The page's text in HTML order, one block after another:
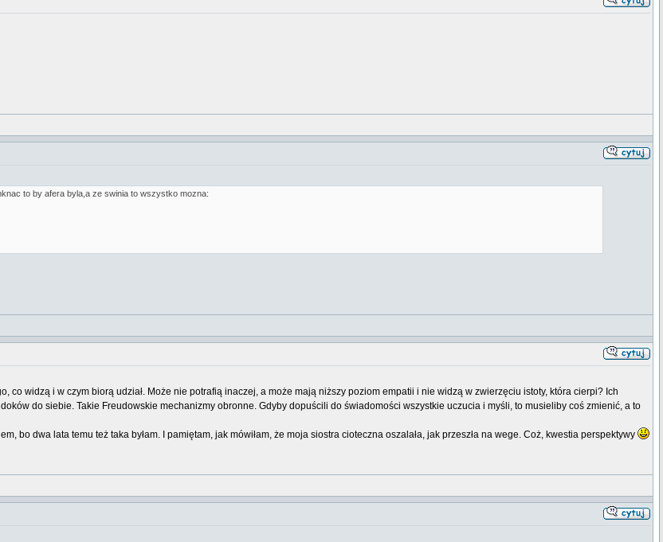
to by afera byla,a ze swinia to wszystko mozna:
co widzą i w czym biorą udział. Może nie potrafią inaczej, a może mają niższy poziom empatii i nie widzą w zwierzęciu istoty, która cierpi? Ich
do siebie. Takie Freudowskie mechanizmy obronne. Gdyby dopuścili do świadomości wszystkie uczucia i myśli, to musieliby coś zmienić, a to
bo dwa lata temu też taka byłam. I pamiętam, jak mówiłam, że moja siostra cioteczna oszalała, jak przeszła na wege. Coż, kwestia perspektywy